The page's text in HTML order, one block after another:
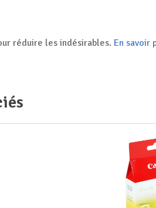
réduire les indésirables. En savoir